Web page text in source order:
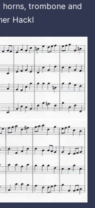
trombone and
Hackl